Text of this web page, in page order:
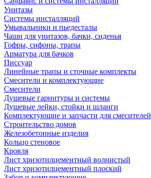
Унитазы
Системы инсталляций
Умывальники и пьедесталы
Чаши для унитазов, бачки, сиденья
Гофры, сифоны, трапы
Арматура для бачков
Писсуар
Линейные трапы и сточные комплекты
Смесители и комплектующие
Смесители
Душевые гарнитуры и системы
Душевые лейки, стойки и шланги
Комплектующие и запчасти для смесителей
Строительство домов
Железобетонные изделия
Кольцо стеновое
Кровля
Лист хризотилцементный волнистый
Лист хризотилцементный плоский